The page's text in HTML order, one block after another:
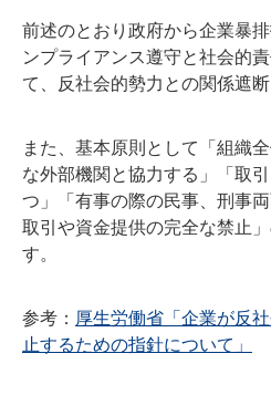
前述のとおり政府から企業暴
ンプライアンス遵守と社会的
て、反社会的勢力との関係遮
また、基本原則として「組織
な外部機関と協力する」「取
つ」「有事の際の民事、刑事
取引や資金提供の完全な禁止
す。
参考： 厚生労働省「企業が反
止するための指針について」